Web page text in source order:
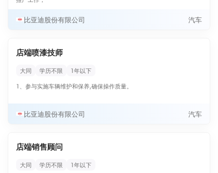
比亚迪股份有限公司 汽车
店端喷漆技师
大同 学历不限
1年以下
1、参与实施车辆维护和保养,确保操作质量。
比亚迪股份有限公司 汽车
店端销售顾问
大同 学历不限
1年以下